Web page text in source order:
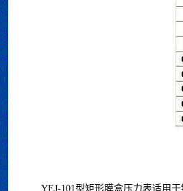
YEJ-101型矩形膜盒压力表适用